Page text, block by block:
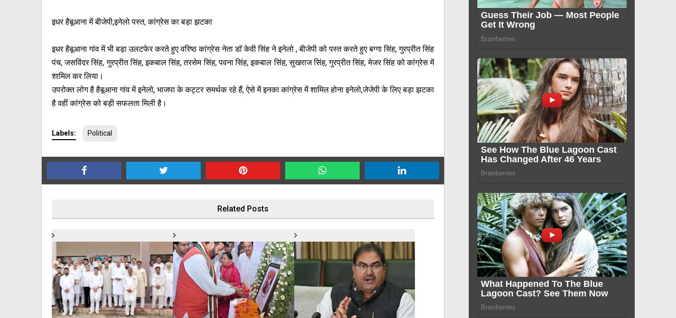
इधर हैबूआना में बीजेपी,इनेलो पस्त, कांग्रेस का बड़ा झटका
इधर हैबूआना गांव में भी बड़ा उलटफेर करते हुए वरिष्ठ कांग्रेस नेता डॉ केवी सिंह ने इनेलो , बीजेपी को पस्त करते हुए बग्गा सिंह, गुरप्रीत सिंह
पंच, जसविंदर सिंह, गुरप्रीत सिंह, इकबाल सिंह, तरसेम सिंह, पवना सिंह, इकबाल सिंह, सुखराज सिंह, गुरप्रीत सिंह, मेजर सिंह को कांग्रेस में
शामिल कर लिया।
उपरोक्त लोग है हैबूआना गांव में इनेलो, भाजपा के कट्टर समर्थक रहे हैं, ऐसे में इनका कांग्रेस में शामिल होना इनेलो,जेजेपी के लिए बड़ा झटका
है वहीं कांग्रेस को बड़ी सफलता मिली है।
Labels: Political
Related Posts